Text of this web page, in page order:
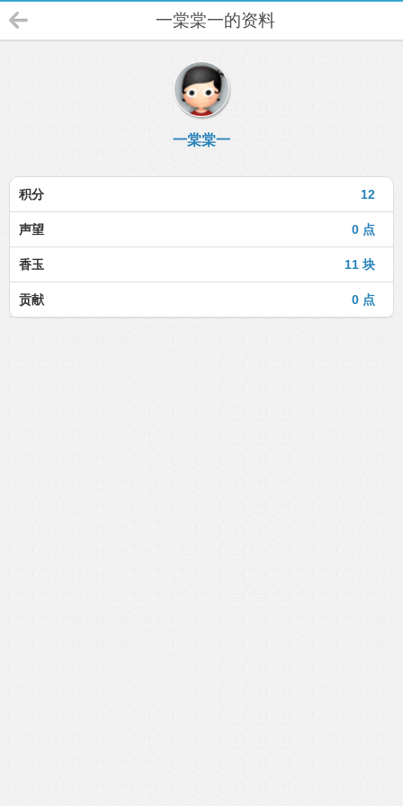
一棠棠一的资料
一棠棠一
12
积分
0 点
声望
11 块
香玉
0 点
贡献